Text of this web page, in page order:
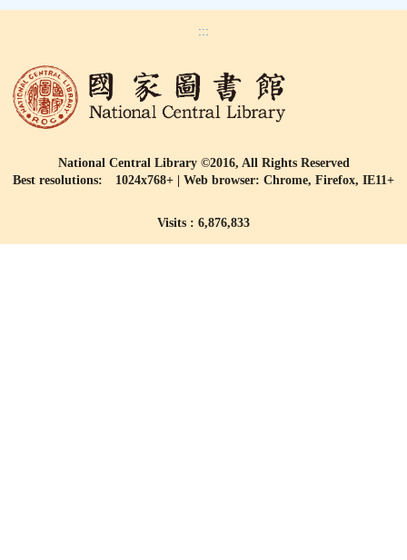
:::
National Central Library ©2016, All Rights Reserved
Best resolutions: 1024x768+ | Web browser: Chrome, Firefox, IE11+
Visits : 6,876,833